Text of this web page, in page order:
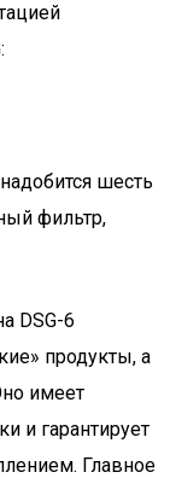
шесть
фильтр,
DSG-6
продукты, а
имеет
и гарантирует
Главное